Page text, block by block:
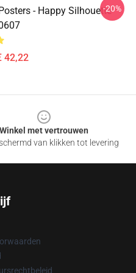
- Happy Silhouette
42,22
-20%
Winkel met vertrouwen
van klikken tot levering